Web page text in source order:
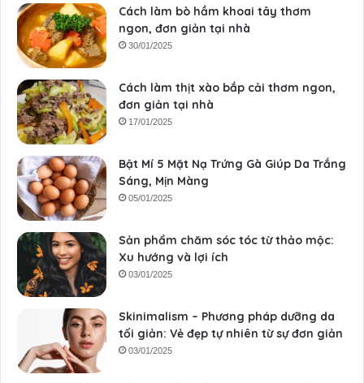
Cách làm bò hầm khoai tây thơm
ngon, đơn giản tại nhà
30/01/2025
Cách làm thịt xào bắp cải thơm ngon,
đơn giản tại nhà
17/01/2025
Bật Mí 5 Mặt Nạ Trứng Gà Giúp Da Trắng
Sáng, Mịn Màng
05/01/2025
Sản phẩm chăm sóc tóc từ thảo mộc:
Xu hướng và lợi ích
03/01/2025
Skinimalism – Phương pháp dưỡng da
tối giản: Vẻ đẹp tự nhiên từ sự đơn giản
03/01/2025